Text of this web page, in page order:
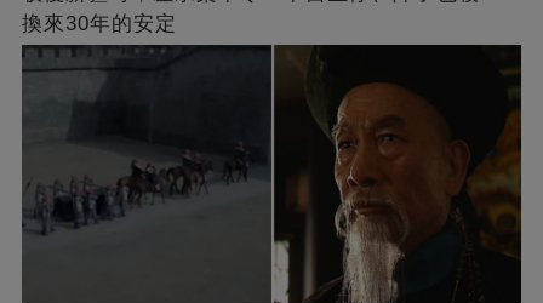
換來30年的安定